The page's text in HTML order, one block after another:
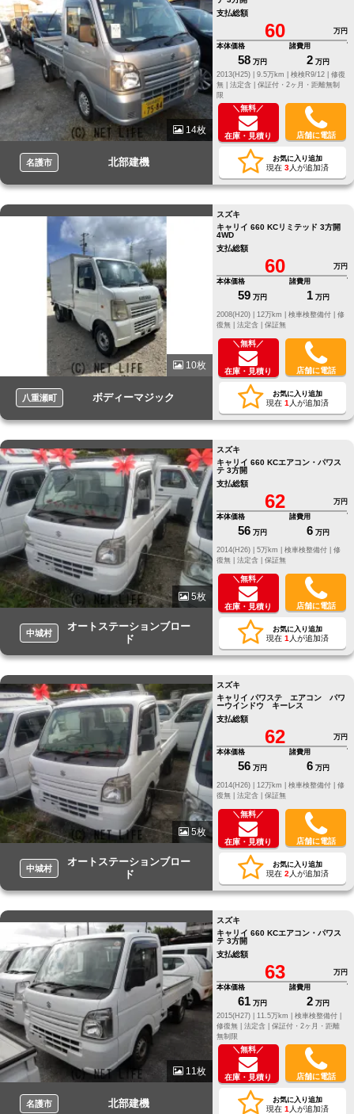
14枚
名護市 北部建機
支払総額
60
万円
本体価格
58 万円
諸費用
2 万円
2013(H25) |
9.5万km | 検検R9/12 | 修復
無 | 法定含 | 保証付・2ヶ月・距離無制
限
＼無料／
在庫・見積り 店舗に電話
お気に入り追加
現在 3人が追加済
10枚
八重瀬町 ボディーマジック
スズキ
キャリイ 660 KCリミテッド 3方開
4WD
支払総額
60
万円
本体価格
59 万円
諸費用
1 万円
修
復無 | 法定含 | 保証無
＼無料／
在庫・見積り 店舗に電話
お気に入り追加
現在 1 人が追加済
5枚
中城村
オートステーションブロー
ド
スズキ
キャリイ 660 KCエアコン・パワス
テ 3方開
支払総額
62
万円
本体価格
56 万円
諸費用
6 万円
修
復無 | 法定含 | 保証無
＼無料／
在庫・見積り 店舗に電話
お気に入り追加
現在 1 人が追加済
5枚
中城村
オートステーションブロー
ド
スズキ
キャリイ パワステ エアコン パワ
ーウインドウ キーレス
支払総額
62
万円
本体価格
56 万円
諸費用
6 万円
修
復無 | 法定含 | 保証無
＼無料／
在庫・見積り 店舗に電話
お気に入り追加
現在 2 人が追加済
11枚
名護市 北部建機
スズキ
キャリイ 660 KCエアコン・パワス
テ 3方開
支払総額
63
万円
本体価格
61 万円
諸費用
2 万円
2015(H27) |
11.5万km |
検車検整備付 |
修復無 | 法定含 | 保証付・2ヶ月・距離
無制限
＼無料／
在庫・見積り 店舗に電話
お気に入り追加
現在 1 人が追加済